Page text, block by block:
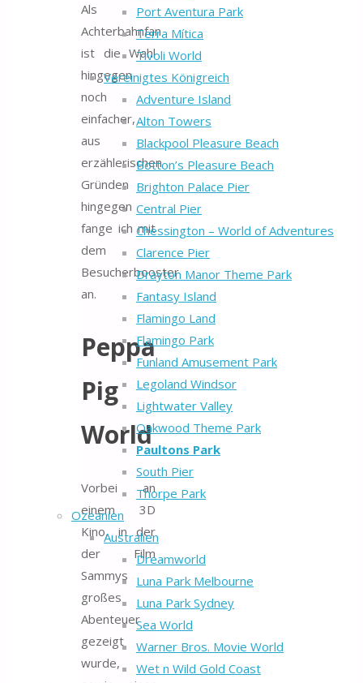
Port Aventura Park
Terra Mítica
Tivoli World
Vereinigtes Königreich
Adventure Island
Alton Towers
Blackpool Pleasure Beach
Botton’s Pleasure Beach
Brighton Palace Pier
Central Pier
Chessington – World of Adventures
Clarence Pier
Drayton Manor Theme Park
Fantasy Island
Flamingo Land
Flamingo Park
Funland Amusement Park
Legoland Windsor
Lightwater Valley
Oakwood Theme Park
Paultons Park
South Pier
Thorpe Park
Ozeanien
Australien
Dreamworld
Luna Park Melbourne
Luna Park Sydney
Sea World
Warner Bros. Movie World
Wet n Wild Gold Coast
Als
Achterbahnfan
ist die Wahl
hingegen
noch
einfacher,
aus
erzählerischen
Gründen
hingegen
fange ich mit
dem
Besucherbooster
an.
Peppa
Pig
World
Vorbei an
einem 3D
Kino, in der
der Film
Sammys
großes
Abenteuer
gezeigt
wurde,